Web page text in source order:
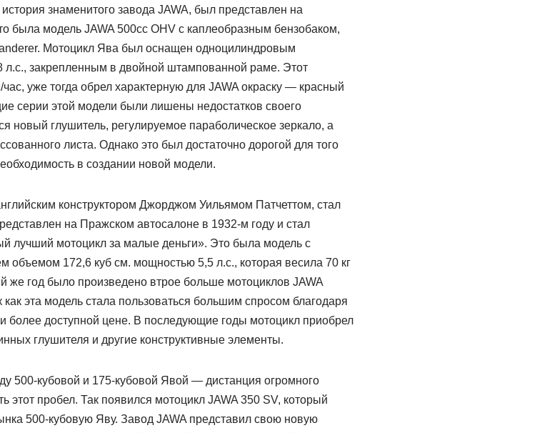
знаменитого завода JAWA, был представлен на
была модель JAWA 500cc OHV с каплеобразным бензобаком,
Мотоцикл Ява был оснащен одноцилиндровым
л.с., закрепленным в двойной штампованной раме. Этот
уже тогда обрел характерную для JAWA окраску — красный
серии этой модели были лишены недостатков своего
новый глушитель, регулируемое параболическое зеркало, а
листа. Однако это был достаточно дорогой для того
в создании новой модели.
конструктором Джорджом Уильямом Патчеттом, стал
на Пражском автосалоне в 1932-м году и стал
лучший мотоцикл за малые деньги». Это была модель с
объемом 172,6 куб см. мощностью 5,5 л.с., которая весила 70 кг
же год было произведено втрое больше мотоциклов JAWA
эта модель стала пользоваться большим спросом благодаря
более доступной цене. В последующие годы мотоцикл приобрел
глушителя и другие конструктивные элементы.
500-кубовой и 175-кубовой Явой — дистанция огромного
этот пробел. Так появился мотоцикл JAWA 350 SV, который
500-кубовую Яву. Завод JAWA представил свою новую